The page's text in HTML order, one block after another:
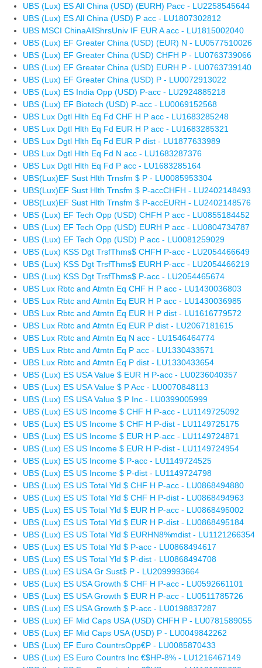
UBS (Lux) ES All China (USD) (EURH) Pacc - LU2258545644
UBS (Lux) ES All China (USD) P acc - LU1807302812
UBS MSCI ChinaAllShrsUniv IF EUR A acc - LU1815002040
UBS (Lux) EF Greater China (USD) (EUR) N - LU0577510026
UBS (Lux) EF Greater China (USD) CHFH P - LU0763739066
UBS (Lux) EF Greater China (USD) EURH P - LU0763739140
UBS (Lux) EF Greater China (USD) P - LU0072913022
UBS (Lux) ES India Opp (USD) P-acc - LU2924885218
UBS (Lux) EF Biotech (USD) P-acc - LU0069152568
UBS Lux Dgtl Hlth Eq Fd CHF H P acc - LU1683285248
UBS Lux Dgtl Hlth Eq Fd EUR H P acc - LU1683285321
UBS Lux Dgtl Hlth Eq Fd EUR P dist - LU1877633989
UBS Lux Dgtl Hlth Eq Fd N acc - LU1683287376
UBS Lux Dgtl Hlth Eq Fd P acc - LU1683285164
UBS(Lux)EF Sust Hlth Trnsfm $ P - LU0085953304
UBS(Lux)EF Sust Hlth Trnsfm $ P-accCHFH - LU2402148493
UBS(Lux)EF Sust Hlth Trnsfm $ P-accEURH - LU2402148576
UBS (Lux) EF Tech Opp (USD) CHFH P acc - LU0855184452
UBS (Lux) EF Tech Opp (USD) EURH P acc - LU0804734787
UBS (Lux) EF Tech Opp (USD) P acc - LU0081259029
UBS (Lux) KSS Dgt TrsfThms$ CHFH P-acc - LU2054466649
UBS (Lux) KSS Dgt TrsfThms$ EURH P-acc - LU2054466219
UBS (Lux) KSS Dgt TrsfThms$ P-acc - LU2054465674
UBS Lux Rbtc and Atmtn Eq CHF H P acc - LU1430036803
UBS Lux Rbtc and Atmtn Eq EUR H P acc - LU1430036985
UBS Lux Rbtc and Atmtn Eq EUR H P dist - LU1616779572
UBS Lux Rbtc and Atmtn Eq EUR P dist - LU2067181615
UBS Lux Rbtc and Atmtn Eq N acc - LU1546464774
UBS Lux Rbtc and Atmtn Eq P acc - LU1330433571
UBS Lux Rbtc and Atmtn Eq P dist - LU1330433654
UBS (Lux) ES USA Value $ EUR H P-acc - LU0236040357
UBS (Lux) ES USA Value $ P Acc - LU0070848113
UBS (Lux) ES USA Value $ P Inc - LU0399005999
UBS (Lux) ES US Income $ CHF H P-acc - LU1149725092
UBS (Lux) ES US Income $ CHF H P-dist - LU1149725175
UBS (Lux) ES US Income $ EUR H P-acc - LU1149724871
UBS (Lux) ES US Income $ EUR H P-dist - LU1149724954
UBS (Lux) ES US Income $ P-acc - LU1149724525
UBS (Lux) ES US Income $ P-dist - LU1149724798
UBS (Lux) ES US Total Yld $ CHF H P-acc - LU0868494880
UBS (Lux) ES US Total Yld $ CHF H P-dist - LU0868494963
UBS (Lux) ES US Total Yld $ EUR H P-acc - LU0868495002
UBS (Lux) ES US Total Yld $ EUR H P-dist - LU0868495184
UBS (Lux) ES US Total Yld $ EURHN8%mdist - LU1121266354
UBS (Lux) ES US Total Yld $ P-acc - LU0868494617
UBS (Lux) ES US Total Yld $ P-dist - LU0868494708
UBS (Lux) ES USA Gr Sust$ P - LU2099993664
UBS (Lux) ES USA Growth $ CHF H P-acc - LU0592661101
UBS (Lux) ES USA Growth $ EUR H P-acc - LU0511785726
UBS (Lux) ES USA Growth $ P-acc - LU0198837287
UBS (Lux) EF Mid Caps USA (USD) CHFH P - LU0781589055
UBS (Lux) EF Mid Caps USA (USD) P - LU0049842262
UBS (Lux) EF Euro CountrsOpp€P - LU0085870433
UBS (Lux) ES Euro Countrs Inc €$HP-8% - LU1216467149